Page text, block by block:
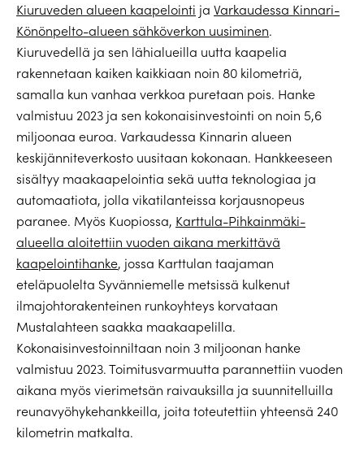
Kiuruveden alueen kaapelointi ja Varkaudessa Kinnari-
Könönpelto-alueen sähköverkon uusiminen.
Kiuruvedellä ja sen lähialueilla uutta kaapelia
rakennetaan kaiken kaikkiaan noin 80 kilometriä,
samalla kun vanhaa verkkoa puretaan pois. Hanke
valmistuu 2023 ja sen kokonaisinvestointi on noin 5,6
miljoonaa euroa. Varkaudessa Kinnarin alueen
keskijänniteverkosto uusitaan kokonaan. Hankkeeseen
sisältyy maakaapelointia sekä uutta teknologiaa ja
automaatiota, jolla vikatilanteissa korjausnopeus
paranee. Myös Kuopiossa, Karttula-Pihkainmäki-
alueella aloitettiin vuoden aikana merkittävä
kaapelointihanke, jossa Karttulan taajaman
eteläpuolelta Syvänniemelle metsissä kulkenut
ilmajohtorakenteinen runkoyhteys korvataan
Mustalahteen saakka maakaapelilla.
Kokonaisinvestoinniltaan noin 3 miljoonan hanke
valmistuu 2023. Toimitusvarmuutta parannettiin vuoden
aikana myös vierimetsän raivauksilla ja suunnitelluilla
reunavyöhykehankkeilla, joita toteutettiin yhteensä 240
kilometrin matkalta.